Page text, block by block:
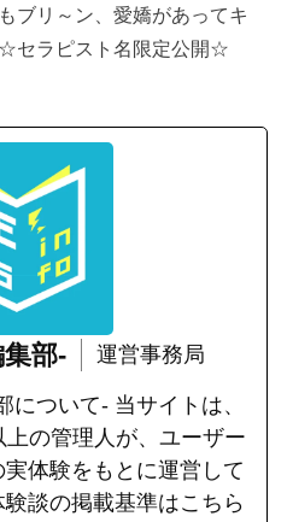
ブリ～ン、愛嬌があってキ
セラピスト名限定公開☆
部- 運営事務局
ついて- 当サイトは、
の管理人が、ユーザー
体験をもとに運営して
談の掲載基準はこちら